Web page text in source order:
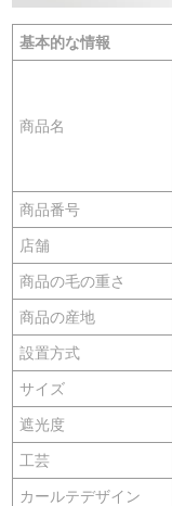
基本的な情報
商品名
商品番号
店舗
商品の毛の重さ
商品の産地
設置方式
サイズ
遮光度
工芸
カールテデザイン